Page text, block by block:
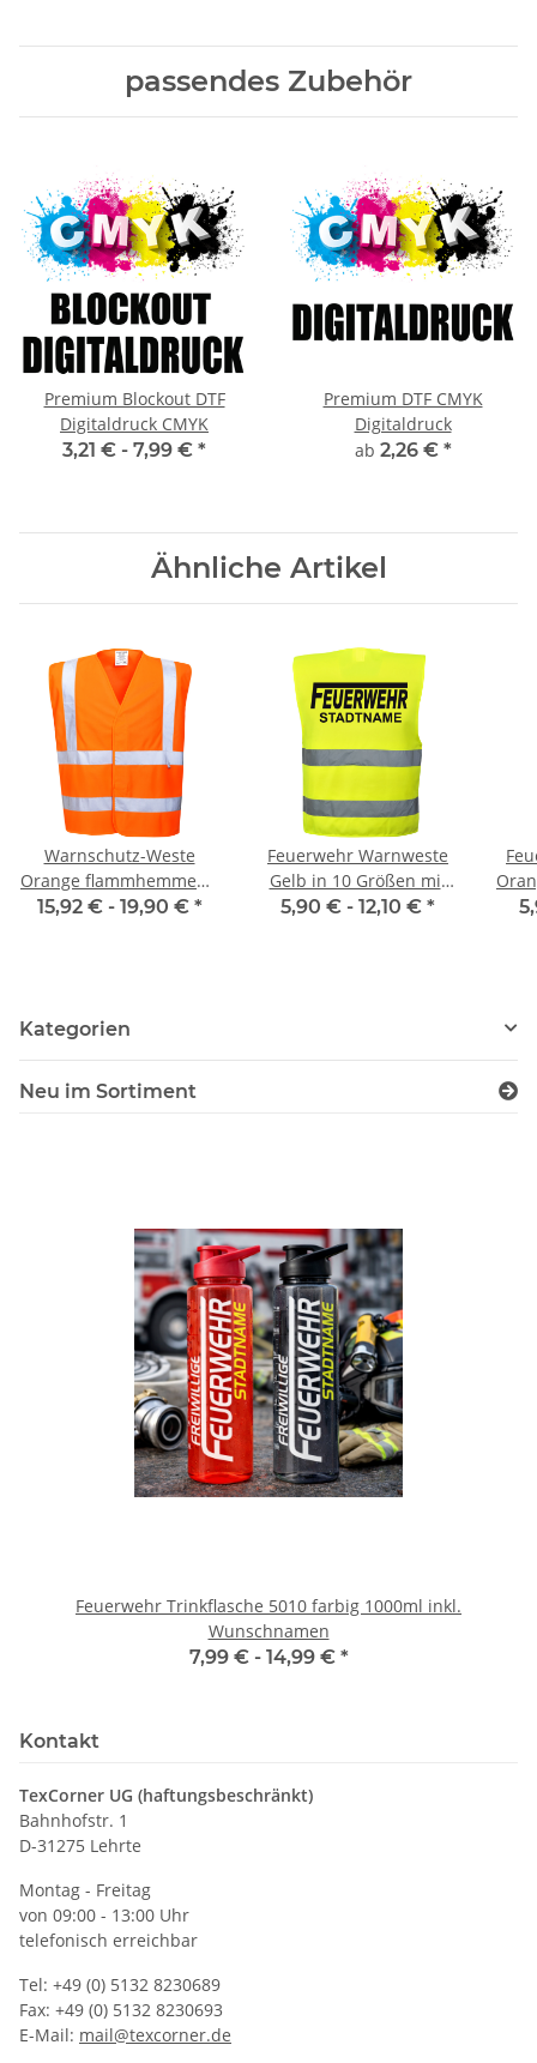
passendes Zubehör
Premium Blockout DTF
Digitaldruck CMYK
3,21 € - 7,99 € *
Premium DTF CMYK
Digitaldruck
ab 2,26 € *
Ähnliche Artikel
Warnschutz-Weste
Orange flammhemmend
EN ISO 20471 Class 2
15,92 € - 19,90 € *
Feuerwehr Warnweste
Gelb in 10 Größen mit
Stadtnamen
5,90 € - 12,10 € *
Kategorien
Neu im Sortiment
Feuerwehr Trinkflasche 5010 farbig 1000ml inkl.
Wunschnamen
7,99 € - 14,99 € *
Kontakt
TexCorner UG (haftungsbeschränkt)
Bahnhofstr. 1
D-31275 Lehrte
Montag - Freitag
von 09:00 - 13:00 Uhr
telefonisch erreichbar
Tel: +49 (0) 5132 8230689
Fax: +49 (0) 5132 8230693
E-Mail: mail@texcorner.de